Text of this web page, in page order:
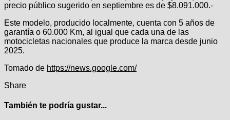
precio público sugerido en septiembre es de $8.091.000.-
Este modelo, producido localmente, cuenta con 5 años de
garantía o 60.000 Km, al igual que cada una de las
motocicletas nacionales que produce la marca desde junio
2025.
Tomado de https://news.google.com/
Share
También te podría gustar...